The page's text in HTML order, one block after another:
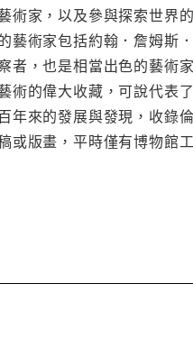
家，以及參與探索世界
術家包括約翰．詹姆斯
，也是相當出色的藝術
的偉大收藏，可說代表
來的發展與發現，收錄
版畫，平時僅有博物館